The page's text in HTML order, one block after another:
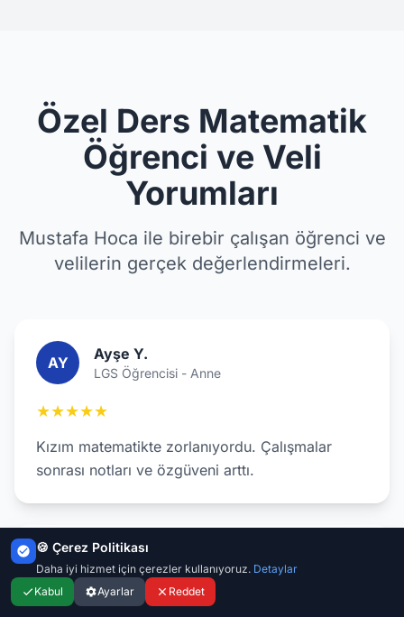
Özel Ders Matematik
Öğrenci ve Veli
Yorumları
Mustafa Hoca ile birebir çalışan öğrenci ve
velilerin gerçek değerlendirmeleri.
AY Ayşe Y.
LGS Öğrencisi - Anne
★★★★★
Kızım matematikte zorlanıyordu. Çalışmalar
sonrası notları ve özgüveni arttı.
MK
KPSS Adayı
🍪 Çerez Politikası
Daha iyi hizmet için çerezler kullanıyoruz. Detaylar
Kabul
Ayarlar Reddet